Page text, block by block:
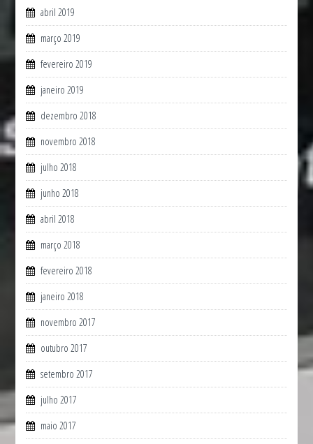
abril 2019
março 2019
fevereiro 2019
janeiro 2019
dezembro 2018
novembro 2018
julho 2018
junho 2018
abril 2018
março 2018
fevereiro 2018
janeiro 2018
novembro 2017
outubro 2017
setembro 2017
julho 2017
maio 2017